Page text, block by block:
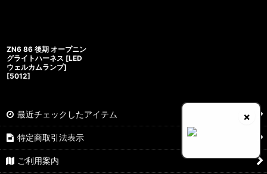
×
ZN6 86 後期 オープニン
グライトハーネス [LED
ウェルカムランプ]
[5012]
最近チェックしたアイテム
特定商取引法表示
ご利用案内